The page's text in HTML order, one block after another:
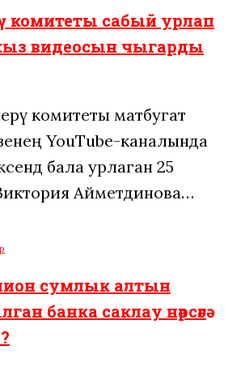
комитеты сабый урлап
кыз видеосын чыгарды
комитеты матбугат
YouTube-каналында
бала урлаган 25
Айметдинова…
сумлык алтын
банка саклау нәрсәгә